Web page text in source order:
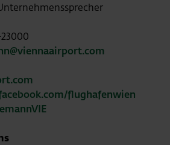
Unternehmenssprecher
) 7007-23000
flughafenwien